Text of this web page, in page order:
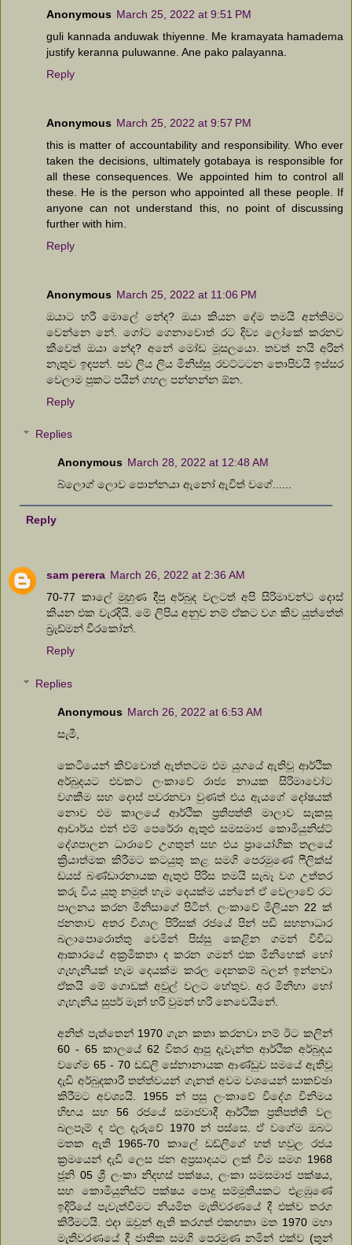
Anonymous March 25, 2022 at 9:51 PM
guli kannada anduwak thiyenne. Me kramayata hamadema
justify keranna puluwanne. Ane pako palayanna.
Reply
Anonymous March 25, 2022 at 9:57 PM
this is matter of accountability and responsibility. Who ever
taken the decisions, ultimately gotabaya is responsible for
all these consequences. We appointed him to control all
these. He is the person who appointed all these people. If
anyone can not understand this, no point of discussing
further with him.
Reply
Anonymous March 25, 2022 at 11:06 PM
ඔයාට හරී මොලේ නේද? ඔයා කියන දේම තමයි අන්තිමට
වෙන්නෙ නේ. ගෝට ගෙනාවොත් රට දිව්‍ය ලෝකේ කරනව
කීවෙත් ඔයා නේද? අනේ මෝඩ මූසලයො. තවත් නයි අරින්
නැතුව ඉඳපන්. පච ලිය ලිය මිනිස්සු රවට්ටටන තොපිවයි ඉස්සර
වෙලාම පුකට පයින් ගහල පන්නන්න ඕන.
Reply
Replies
Anonymous March 28, 2022 at 12:48 AM
බ්ලොග් ලොව පොන්නයා ඇනෝ ඇවිත් වගේ......
Reply
sam perera March 26, 2022 at 2:36 AM
70-77 කාලේ මුහුණ දීපු අර්බුද වලටත් අපි සිරිමාවන්ට දොස්
කියන එක වැරදියි. මේ ලිපිය අනුව නම් ඒකට වග කිව යුත්තේත්
බ්‍රැඩ්මන් වීරකෝන්.
Reply
Replies
Anonymous March 26, 2022 at 6:53 AM
සැමී,
කෙටියෙන් කිව්වොත් ඇත්තටම එම යුගයේ ඇතිවූ ආර්ථික
අර්බුදයට එවකට ලංකාවේ රාජ්‍ය නායක සිරිමාවෝට
වගකීම සහ දොස් පවරනවා වුණත් එය ඇයගේ දෝෂයක්
නොව එම කාලයේ ආර්ථික ප්‍රතිපත්ති මාලාව සැකසූ
ආචාර්ය එන් එම් පෙරේරා ඇතුළු සමසමාජ කොමියුනිස්ට්
දේශපාලන ධාරාවේ උගතුන් සහ එය ප්‍රායෝගික තලයේ
ක්‍රියාත්මක කිරීමට කටයුතු කළ සමගි පෙරමුණේ ෆීලික්ස්
ඩයස් බණ්ඩාරනායක ඇතුළු පිරිස තමයි සැබෑ වග උත්තර
කරු විය යුතු නමුත් හැම දෙයක්ම යන්නේ ඒ වෙලාවේ රට
පාලනය කරන මිනිසාගේ පිටින්. ලංකාවේ මිලියන 22 ක්
ජනතාව අතර විශාල පිරිසක් රජයේ පින් පඩි සහනාධාර
බලාපොරොත්තු වෙමින් පිස්සු කෙළින ගමන් විවිධ
ආකාරයේ අක්‍රමිකතා ද කරන ගමන් එක මිනිහෙක් හෝ
ගැහැනියක් හැම දෙයක්ම කරල දෙනකම් බලන් ඉන්නවා
ඒකයි මේ ගොඩක් අවුල් වලට හේතුව. අර මිනිහා හෝ
ගැහැනිය සුපර් මෑන් හරි වුමන් හරි නෙවෙයිනේ.
අනිත් පැත්තෙන් 1970 ගැන කතා කරනවා නම් ඊට කලින්
60 - 65 කාලයේ 62 විතර ආපු දැවැන්ත ආර්ථික අර්බුදය
වගේම 65 - 70 ඩඩ්ලි සේනානායක ආණ්ඩුව සමයේ ඇතිවූ
දැඩි අර්බුදකාරී තත්ත්වයන් ගැනත් අවම වශයෙන් සාකච්ඡා
කිරීමට අවශ්‍යයි. 1955 න් පසු ලංකාවේ විදේශ විනිමය
හිඟය සහ 56 රජයේ සමාජවාදී ආර්ථික ප්‍රතිපත්ති වල
බලපෑම් ද ඵල දැරුවේ 1970 න් පස්සෙ. ඒ වගේම ඔබට
මතක ඇති 1965-70 කාලේ ඩඩ්ලිගේ හත් හවුල රජය
ක්‍රමයෙන් දැඩි ලෙස ජන අප්‍රසාදයට ලක් වීම සමග 1968
ජූනි 05 ශ්‍රී ලංකා නිදහස් පක්ෂය, ලංකා සමසමාජ පක්ෂය,
සහ කොමියුනිස්ට් පක්ෂය පොදු සම්මුතියකට එළඹුණේ
ඉදිරියේ පැවැත්වීමට නියමිත මැතිවරණයේ දී එක්ව තරග
කිරීමටයි. එදා ඔවුන් ඇති කරගත් එකඟතා මත 1970 මහා
මැතිවරණයේ දී ජාතික සමගි පෙරමුණ නමින් එක්ව (තුන්